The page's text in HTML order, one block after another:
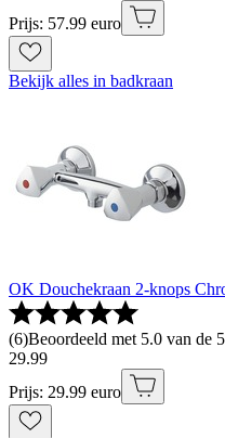
Prijs: 57.99 euro
Bekijk alles in badkraan
OK Douchekraan 2-knops
(6)Beoordeeld met 5.0 van de
29.99
Prijs: 29.99 euro